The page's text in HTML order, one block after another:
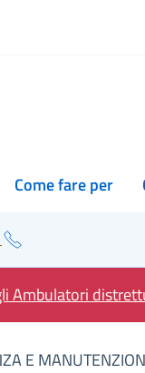
Come fare per
Ambulatori
E